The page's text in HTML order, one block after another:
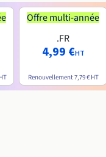
HT
Offre multi-année
.FR
4,99 €HT
Renouvellement7,79 € HT